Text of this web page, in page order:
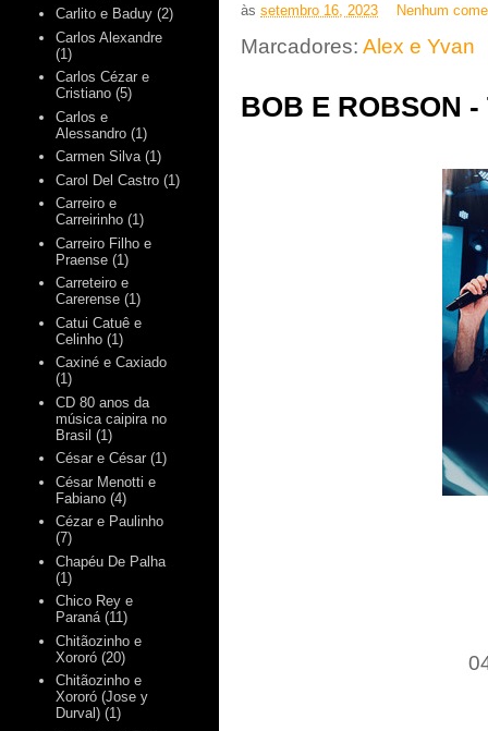
às setembro 16, 2023 Nenhum
Marcadores: Alex e Yvan
BOB E ROBSON -
Carlito e Baduy (2)
Carlos Alexandre
(1)
Carlos Cézar e
Cristiano (5)
Carlos e
Alessandro (1)
Carmen Silva (1)
Carol Del Castro (1)
Carreiro e
Carreirinho (1)
Carreiro Filho e
Praense (1)
Carreteiro e
Carerense (1)
Catui Catuê e
Celinho (1)
Caxiné e Caxiado
(1)
CD 80 anos da
música caipira no
Brasil (1)
César e César (1)
César Menotti e
Fabiano (4)
Cézar e Paulinho
(7)
Chapéu De Palha
(1)
Chico Rey e
Paraná (11)
Chitãozinho e
Xororó (20)
Chitãozinho e
Xororó (Jose y
Durval) (1)